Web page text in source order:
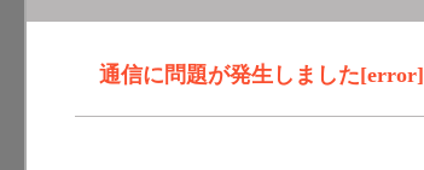
通信に問題が発生しました[error]